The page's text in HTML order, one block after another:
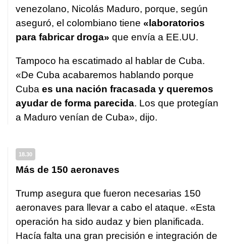
venezolano, Nicolás Maduro, porque, según
aseguró, el colombiano tiene «laboratorios
para fabricar droga» que envía a EE.UU.
Tampoco ha escatimado al hablar de Cuba.
«De Cuba acabaremos hablando porque
Cuba es una nación fracasada y queremos
ayudar de forma parecida. Los que protegían
a Maduro venían de Cuba», dijo.
18.30
Más de 150 aeronaves
Trump asegura que fueron necesarias 150
aeronaves para llevar a cabo el ataque. «Esta
operación ha sido audaz y bien planificada.
Hacía falta una gran precisión e integración de